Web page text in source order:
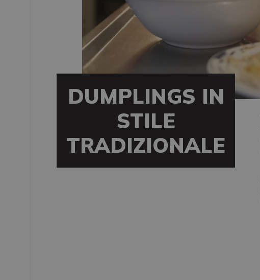
DUMPLINGS IN
STILE
TRADIZIONALE